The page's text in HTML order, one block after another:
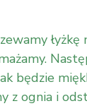
łyżkę
będzie
z ognia i